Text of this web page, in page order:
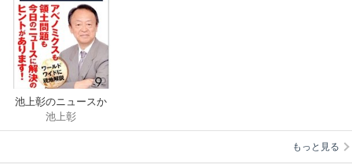
池上彰のニュースか
ら未来が見える
池上彰
もっと見る